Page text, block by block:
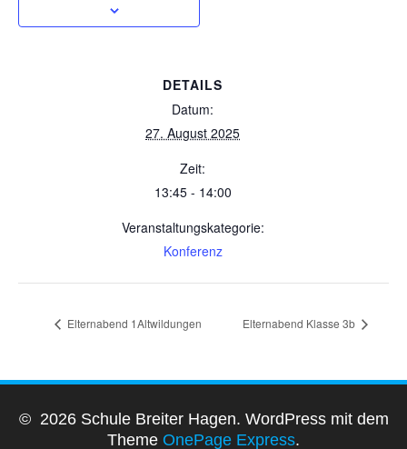
DETAILS
Datum:
27. August 2025
Zeit:
13:45 - 14:00
Veranstaltungskategorie:
Konferenz
Elternabend 1Altwildungen Elternabend Klasse 3b
© 2026 Schule Breiter Hagen. WordPress mit dem
Theme OnePage Express.